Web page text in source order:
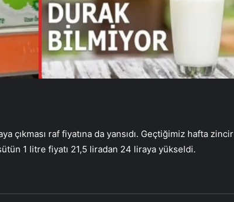
çıkması raf fiyatına da yansıdı. Geçtiğimiz hafta zincir
1 litre fiyatı 21,5 liradan 24 liraya yükseldi.